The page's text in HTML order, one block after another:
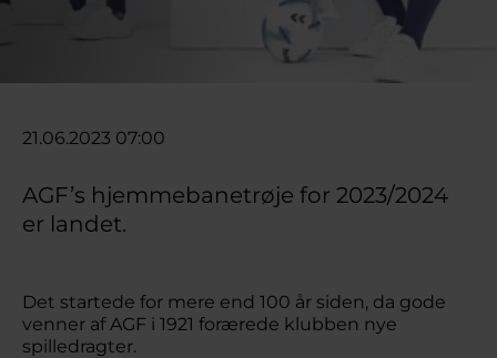
21.06.2023 07:00
AGF’s hjemmebanetrøje for 2023/2024
er landet.
Det startede for mere end 100 år siden, da gode
venner af AGF i 1921 forærede klubben nye
spilledragter.